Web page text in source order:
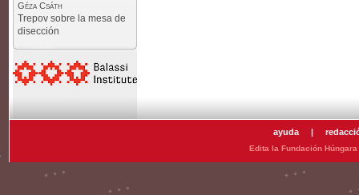
Géza Csáth
Trepov sobre la mesa de
disección
ayuda |
Edita la Fundación